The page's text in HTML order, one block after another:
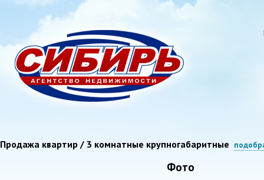
Продажа квартир / 3 комнатные крупногабаритные
Фото